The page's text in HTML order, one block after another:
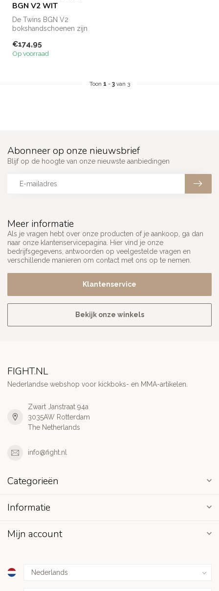
BGN V2 WIT
De Twins BGN V2
bokshandschoenen zijn
bieden betrouwbar...
€174,95
Op voorraad
Toon 1 - 3van 3
Meer informatie
Als je vragen hebt over onze producten of je aankoop, ga dan
naar onze klantenservicepagina. Hier vind je onze
bedrijfsgegevens, antwoorden op veelgestelde vragen en
verschillende manieren om contact met ons op te nemen.
Klantenservice
Bekijk onze winkels
Abonneer op onze nieuwsbrief
Blijf op de hoogte van onze nieuwste aanbiedingen
FIGHT.NL
Nederlandse webshop voor kickboks- en MMA-artikelen.
Zwart Janstraat 94a
3035AW Rotterdam
The Netherlands
info@fight.nl
Categorieën
Informatie
Mijn account